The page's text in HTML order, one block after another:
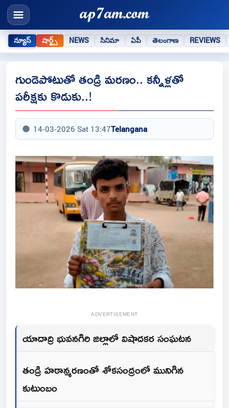
న్యూస్ షార్ట్స్ NEWS సినిమా ఏపీ తెలంగాణ REVIEWS
గుండెపోటుతో తండ్రి మరణం.. కన్నీళ్లతో
పరీక్షకు కొడుకు..!
14-03-2026 Sat 13:47Telangana
ADVERTISEMENT
యాదాద్రి భువనగిరి జిల్లాలో విషాదకర సంఘటన
తండ్రి హఠాన్మరణంతో శోకసంద్రంలో మునిగిన
కుటుంబం